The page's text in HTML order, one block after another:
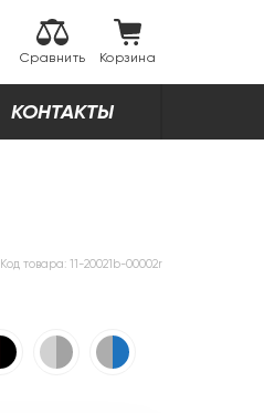
Сравнить Корзина
КОНТАКТЫ
Код товара: 11-20021b-00002r